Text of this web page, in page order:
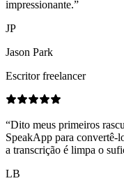
impressionante.”
JP
Jason Park
Escritor freelancer
“Dito meus primeiros
SpeakApp para convertê-
a transcrição é limpa o
LB